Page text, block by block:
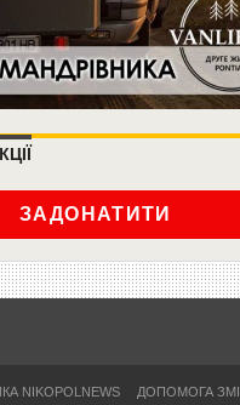
ЗАДОНАТИТИ
NIKOPOLNEWS ДОПОМОГА ЗМІ